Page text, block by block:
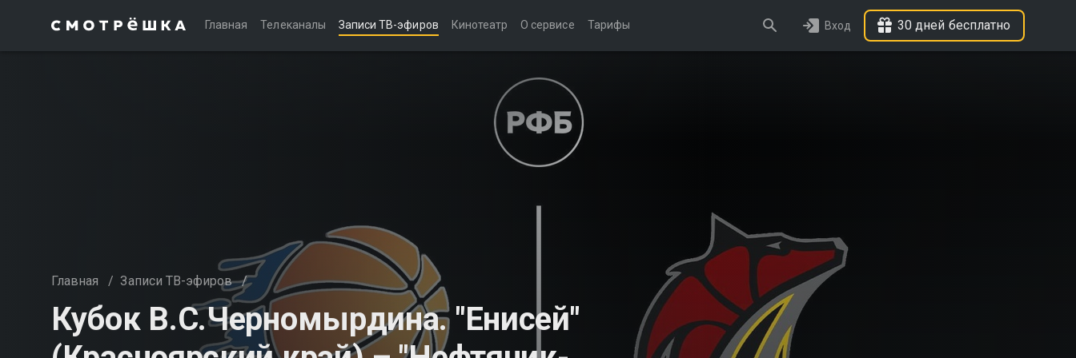
Главная Телеканалы Записи ТВ-эфиров Кинотеатр О сервисе Тарифы Вход 30 дней бесплатно
Главная / Записи ТВ-эфиров /
Кубок В.С.Черномырдина. "Енисей"